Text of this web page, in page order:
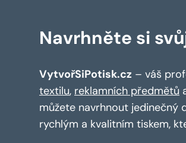
Navrhněte si
VytvořSiPotisk.cz – váš
textilu, reklamních předmětů
můžete navrhnout jedinečný
rychlým a kvalitním tiskem,